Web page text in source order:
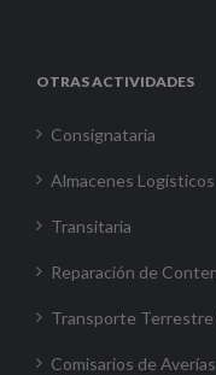
OTRAS ACTIVIDADES
Consignataria
Almacenes Logísticos
Transitaria
Reparación de
Transporte
Comisarios de Averías